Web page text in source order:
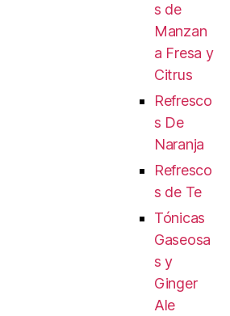
s de
Manzan
a Fresa y
Citrus
Refresco
s De
Naranja
Refresco
s de Te
Tónicas
Gaseosa
s y
Ginger
Ale